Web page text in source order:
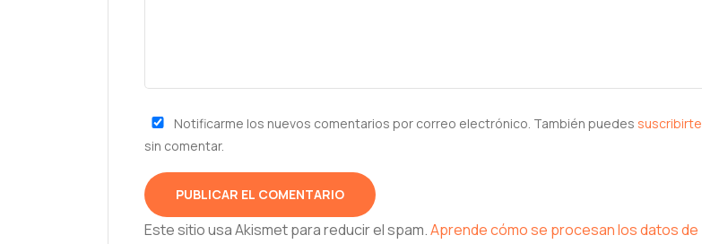
Notificarme los nuevos comentarios por correo electrónico. También puedes suscribirte
sin comentar.
Este sitio usa Akismet para reducir el spam.Aprende cómo se procesan los datos de